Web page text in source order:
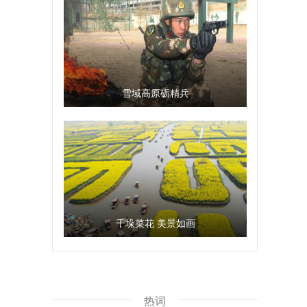
雪域高原砺精兵
千垛菜花 美景如画
热词